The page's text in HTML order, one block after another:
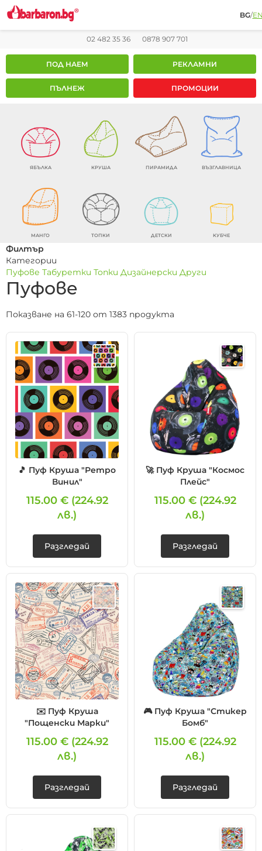
BG/
02 482 35 36 0878 907 701
ПОД НАЕМ РЕКЛАМНИ
ПЪЛНЕЖ ПРОМОЦИИ
ЯБЪЛКА КРУША ПИРАМИДА ВЪЗГЛАВНИЦА
МАНГО ТОПКИ ДЕТСКИ КУБЧЕ
Филтър
Категории
Пуфове Табуретки Топки Дизайнерски Други
Пуфове
Показване на 61-120 от 1383 продукта
🎵 Пуф Круша "Ретро
Винил"
115.00 € (224.92
лв.)
Разгледай
🚀 Пуф Круша "Космос
Плейс"
115.00 € (224.92
лв.)
Разгледай
✉️ Пуф Круша
"Пощенски Марки"
115.00 € (224.92
лв.)
Разгледай
🎮 Пуф Круша "Стикер
Бомб"
115.00 € (224.92
лв.)
Разгледай